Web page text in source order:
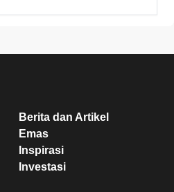
Berita dan Artikel
Emas
Inspirasi
Investasi